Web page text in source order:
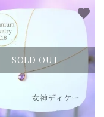
SOLD OUT
favorite